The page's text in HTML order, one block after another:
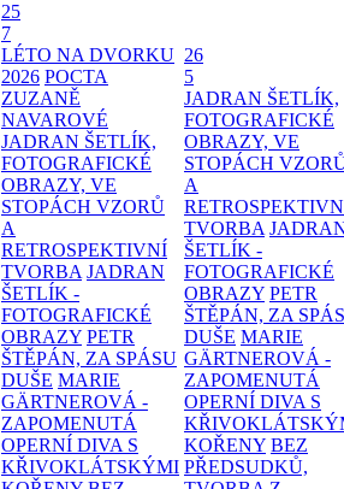
25
7
LÉTO NA DVORKU
2026 POCTA
ZUZANĚ
NAVAROVÉ
JADRAN ŠETLÍK,
FOTOGRAFICKÉ
OBRAZY, VE
STOPÁCH VZORŮ
A
RETROSPEKTIVNÍ
TVORBA JADRAN
ŠETLÍK -
FOTOGRAFICKÉ
OBRAZY PETR
ŠTĚPÁN, ZA SPÁSU
DUŠE MARIE
GÄRTNEROVÁ -
ZAPOMENUTÁ
OPERNÍ DIVA S
KŘIVOKLÁTSKÝMI
26
5
JADRAN ŠETLÍK,
FOTOGRAFICKÉ
OBRAZY, VE
STOPÁCH
A
TVORBA
ŠETLÍK -
FOTOGRAFICKÉ
OBRAZY PETR
ŠTĚPÁN, ZA
DUŠE MARIE
GÄRTNEROVÁ -
ZAPOMENUTÁ
OPERNÍ DIVA S
KOŘENY BEZ
PŘEDSUDKŮ,